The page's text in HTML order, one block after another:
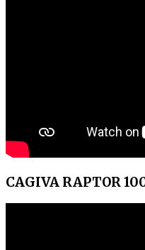
CAGIVA RAPTOR